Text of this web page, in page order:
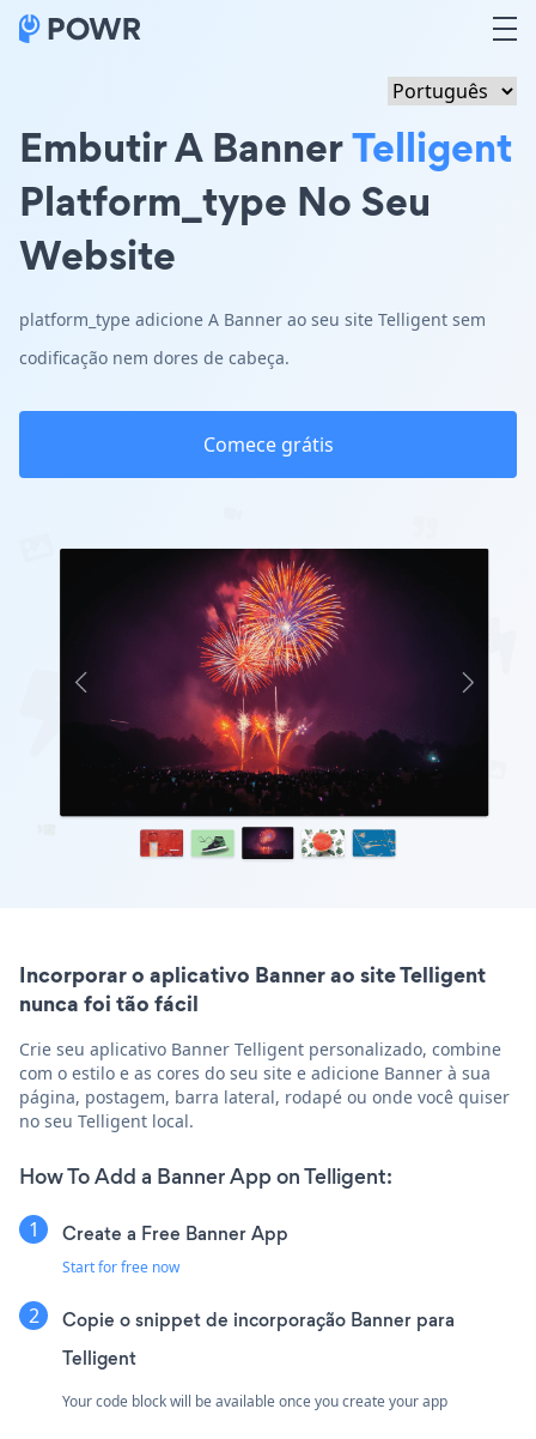
Embutir A BannerTelligent
Platform_type No Seu
Website
platform_type adicione A Banner ao seu site Telligent sem
codificação nem dores de cabeça.
Comece grátis
Incorporar o aplicativo Banner ao site Telligent
nunca foi tão fácil
Crie seu aplicativo Banner Telligent personalizado, combine
com o estilo e as cores do seu site e adicione Banner à sua
página, postagem, barra lateral, rodapé ou onde você quiser
no seu Telligent local.
How To Add a Banner App on Telligent:
Create a Free Banner App
Start for free now
Copie o snippet de incorporação Banner para
Telligent
Your code block will be available once you create your app